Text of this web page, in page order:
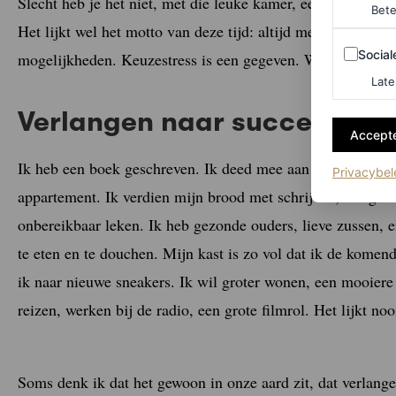
Het lijkt wel het motto van deze tijd: altijd meer, altijd
mogelijkheden. Keuzestress is een gegeven. Wat wil je
Verlangen naar succes
Ik heb een boek geschreven. Ik deed mee aan Wie is de
appartement. Ik verdien mijn brood met schrijven,
onbereikbaar leken. Ik heb gezonde ouders, lieve
te eten en te douchen. Mijn kast is zo vol dat ik de
ik naar nieuwe sneakers. Ik wil groter wonen, een
reizen, werken bij de radio, een grote filmrol. Het lijkt
Soms denk ik dat het gewoon in onze aard zit, dat
Sociale